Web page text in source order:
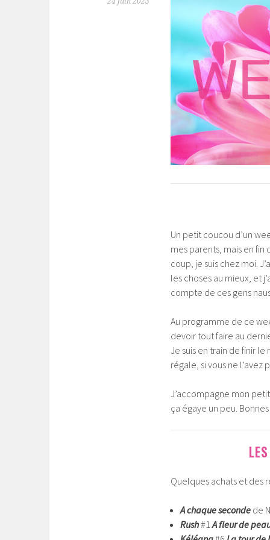
Un petit coucou d’un
mes parents, mais en
coup, je suis chez moi.
les choses au mieux, et
compte de ces gens
Au programme de ce
devoir tout faire au
Je suis en train de finir le
régale, si vous ne l’avez
J’accompagne mon
ça égaye un peu.
Quelques achats et des
A chaque seconde de
Rush#1A fleur de